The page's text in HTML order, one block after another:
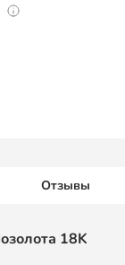
Отзывы
18K